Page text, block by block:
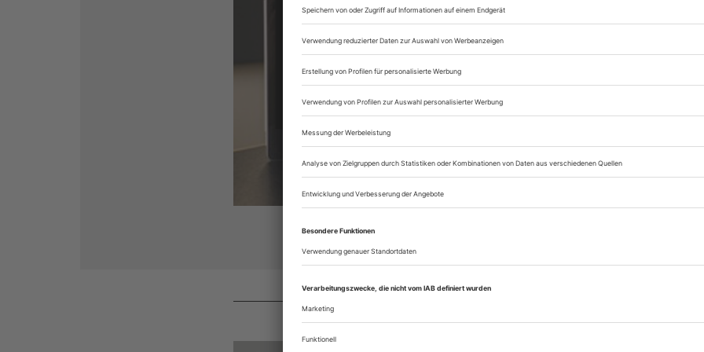
zum ePaper
Lesegenuss auf
sofort nutzen